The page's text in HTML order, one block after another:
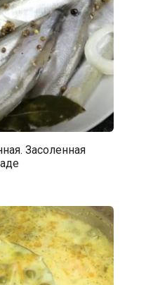
Засоленная